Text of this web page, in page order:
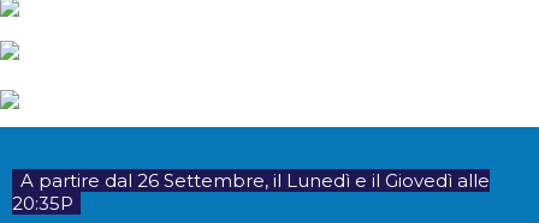
A partire dal 26 Settembre, il Lunedì e il Giovedì alle
20:35P